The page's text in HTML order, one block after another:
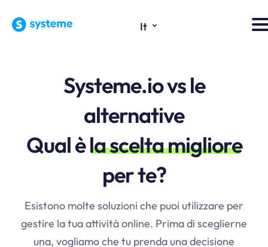
It ⌄
Systeme.io vs le
alternative
Qual èla scelta migliore
per te?
Esistono molte soluzioni che puoi utilizzare per
gestire la tua attività online. Prima di sceglierne
una, vogliamo che tu prenda una decisione